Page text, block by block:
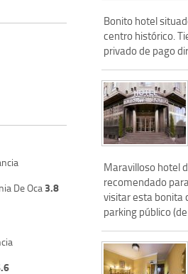
De Oca3.8
Bonito hotel
centro histórico.
privado de pago
Maravilloso hotel
recomendado
visitar esta bonita
parking público